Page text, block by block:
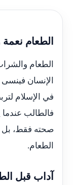
الطعام
الطعام
الإنسان
في الإسلام
فالطالب
صحته فقط، بل
الطعام.
آداب قبل